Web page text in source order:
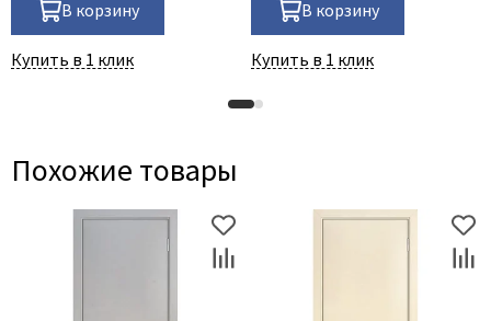
В корзину
Купить в 1 клик
В корзину
Купить в 1 клик
Похожие товары